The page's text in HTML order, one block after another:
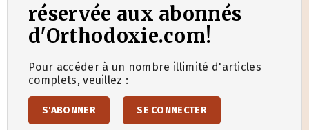
réservée aux abonnés
d'Orthodoxie.com!
Pour accéder à un nombre illimité d'articles
complets, veuillez :
S'ABONNER SE CONNECTER